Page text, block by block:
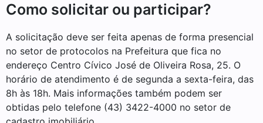
Como solicitar ou participar?
A solicitação deve ser feita apenas de forma presencial
no setor de protocolos na Prefeitura que fica no
endereço Centro Cívico José de Oliveira Rosa, 25. O
horário de atendimento é de segunda a sexta-feira, das
8h às 18h. Mais informações também podem ser
obtidas pelo telefone (43) 3422-4000 no setor de